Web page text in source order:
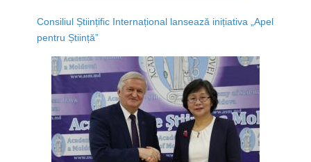
Consiliul Științific Internațional lansează inițiativa „Apel
pentru Știință”